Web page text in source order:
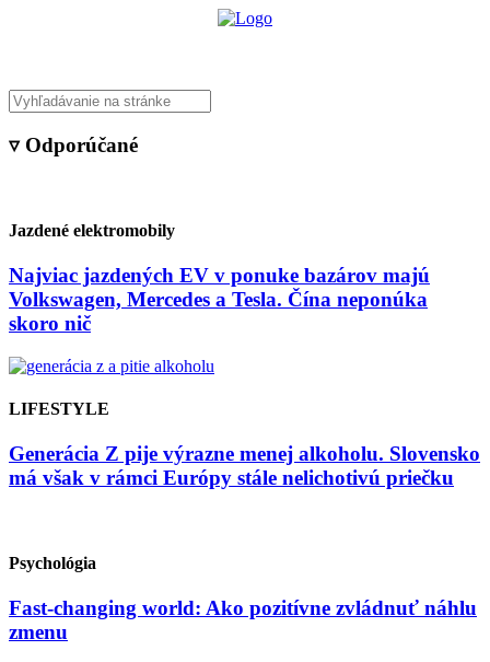
▿ Odporúčané
Jazdené elektromobily
Najviac jazdených EV v ponuke bazárov majú
Volkswagen, Mercedes a Tesla. Čína neponúka
skoro nič
LIFESTYLE
Generácia Z pije výrazne menej alkoholu. Slovensko
má však v rámci Európy stále nelichotivú priečku
Psychológia
Fast-changing world: Ako pozitívne zvládnuť náhlu
zmenu